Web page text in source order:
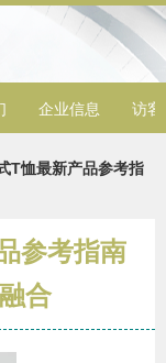
企业信息 访客
T恤最新产品参考指
参考指南
合